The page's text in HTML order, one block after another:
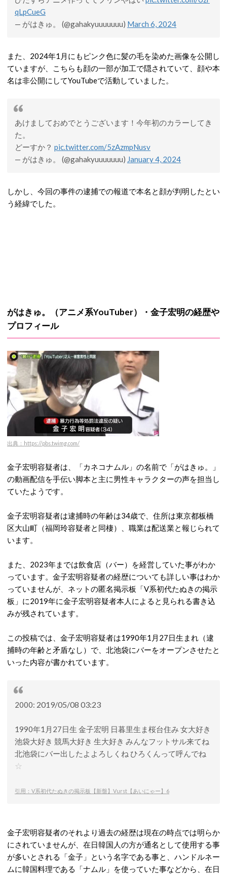
qLpCueG
— がはきゅ。 (@gahakyuuuuuuu) March 6, 2024
また、2024年1月にもピンク色に髪の毛を染めた画像を公開し
ていますが、こちらも顔の一部が加工で隠されていて、顔や本
名は非公開にしてYouTubeで活動していました。
あけましておめでとうございます！今年初のカラーしてき
た。
どーすか？ pic.twitter.com/5zAzmpNusv
— がはきゅ。 (@gahakyuuuuuuu) January 4, 2024
しかし、今回の事件の逮捕での報道で本名と顔が判明したとい
う経緯でした。
がはきゅ。（アニメ系YouTuber）・金子宏明の経歴や
プロフィール
出典：https://pbs.twimg.com/
金子宏明容疑者は、「カネコナムル」の名前で「がはきゅ。」
の動画配信を手伝い脚本と主に男性キャラクターの声を担当し
ていたようです。
金子宏明容疑者は逮捕時の年齢は34歳で、住所は東京都板橋
区大山町（福岡玲容疑者と同棲）、職業は配送業と報じられて
います。
また、2023年までは飲食店（バー）を経営していた事がわか
っています。金子宏明容疑者の経歴についても詳しい事はわか
っていませんが、ネットの匿名掲示板「V系初代たぬきの掲示
板」に2019年に金子宏明容疑者本人によると見られる書き込
みが残されています。
この投稿では、金子宏明容疑者は1990年1月27日生まれ（逮
捕時の年齢と矛盾なし）で、北池袋にバーをオープンさせたと
いった内容が書かれています。
2000: 2019/05/08 03:23
1990年1月27日生 金子宏明 日暮里生ま桜台住み 女大好き
池袋大好き 競馬大好き 生大好き みんなフットサル来てね
北池袋にバー出したよよろしくね ひろくんって呼んでね
☆
引用：V系初代たぬきの掲示板【新盤】Vurst【あいにゃー】6
金子宏明容疑者のそれより過去の経歴は現在の時点では明らか
にされていませんが、在日韓国人の方が通名として使用する事
が多いとされる「金子」という名字である事と、ハンドルネー
ムに韓国料理である「ナムル」を使っていた事などから、在日